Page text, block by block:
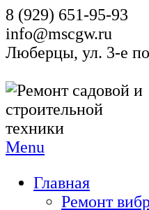
8 (929) 651-95-93
info@mscgw.ru
Люберцы, ул. 3-е
Menu
Главная
Ремонт